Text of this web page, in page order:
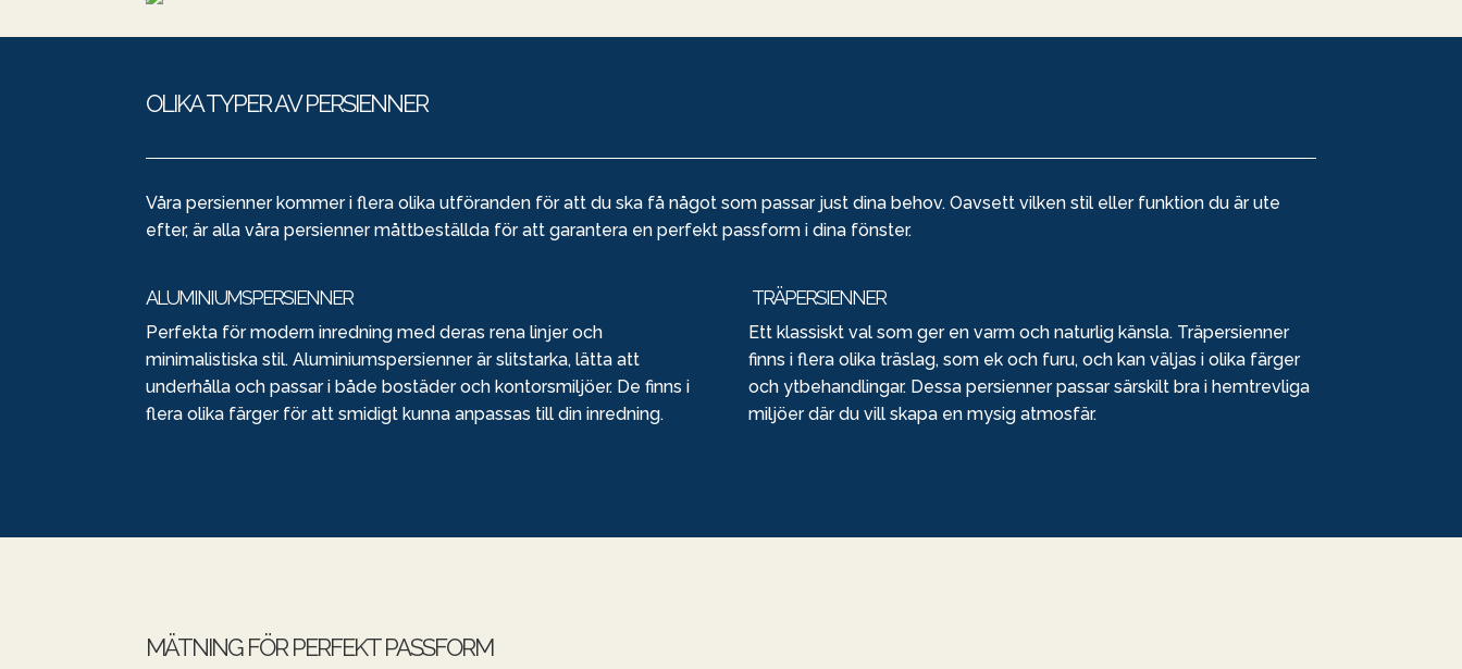
OLIKA TYPER AV PERSIENNER
Våra persienner kommer i flera olika utföranden för att du ska få något som passar just dina behov. Oavsett vilken stil eller funktion du är ute
efter, är alla våra persienner måttbeställda för att garantera en perfekt passform i dina fönster.
ALUMINIUMSPERSIENNER
Perfekta för modern inredning med deras rena linjer och
minimalistiska stil. Aluminiumspersienner är slitstarka, lätta att
underhålla och passar i både bostäder och kontorsmiljöer. De finns i
flera olika färger för att smidigt kunna anpassas till din inredning.
TRÄPERSIENNER
Ett klassiskt val som ger en varm och naturlig känsla. Träpersienner
finns i flera olika träslag, som ek och furu, och kan väljas i olika färger
och ytbehandlingar. Dessa persienner passar särskilt bra i hemtrevliga
miljöer där du vill skapa en mysig atmosfär.
MÄTNING FÖR PERFEKT PASSFORM